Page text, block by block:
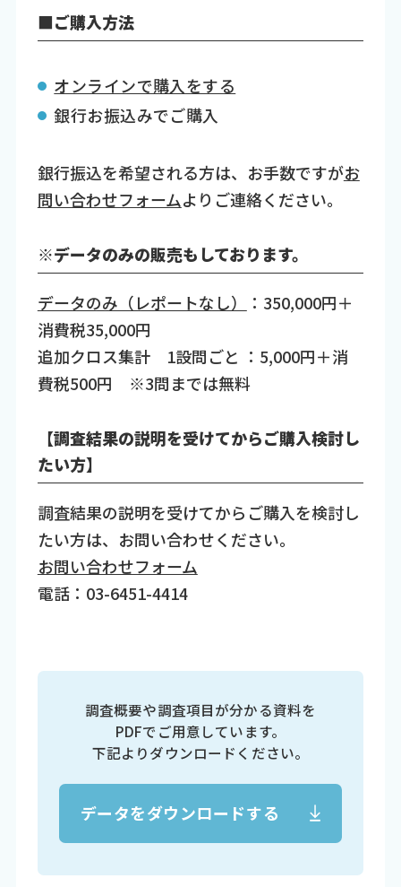
■ご購入方法
オンラインで購入をする
銀行お振込みでご購入
銀行振込を希望される方は、お手数ですがお
問い合わせフォームよりご連絡ください。
※データのみの販売もしております。
データのみ（レポートなし）
：350,000円＋
消費税35,000円
追加クロス集計 1設問ごと ：5,000円＋消
費税500円 ※3問までは無料
【調査結果の説明を受けてからご購入検討し
たい方】
調査結果の説明を受けてからご購入を検討し
たい方は、お問い合わせください。
お問い合わせフォーム
電話：03-6451-4414
調査概要や調査項目が分かる資料を
PDFでご用意しています。
下記よりダウンロードください。
データをダウンロードする